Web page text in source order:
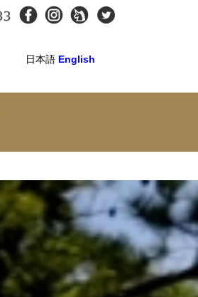
日本語 English